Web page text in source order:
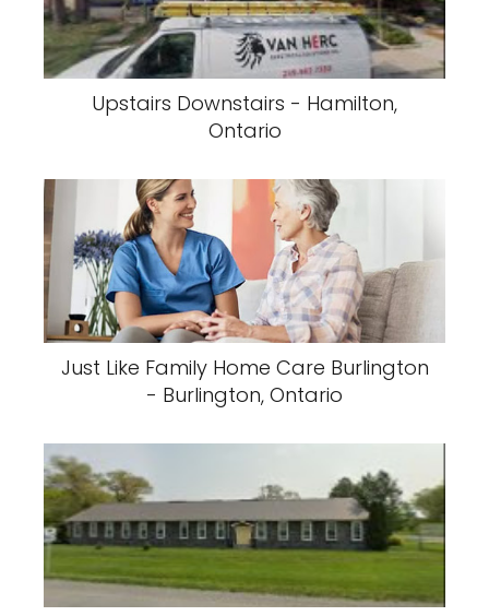
Upstairs Downstairs - Hamilton,
Ontario
Just Like Family Home Care Burlington
- Burlington, Ontario